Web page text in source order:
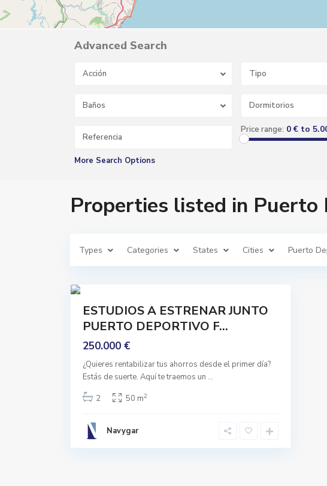
Advanced Search
Acción Tipo
Baños Dormitorios
Price range: 0 € to
More Search Options
Properties listed in Puerto
Types Categories States Cities Puerto
P
r
t
e
p
r
,
F
o
ESTUDIOS A ESTRENAR JUNTO
PUERTO DEPORTIVO F...
250.000 €
¿Quieres rentabilizar tus ahorros desde el primer día?
Estás de suerte. Aquí te traemos un ...
2
50 m2
Navygar